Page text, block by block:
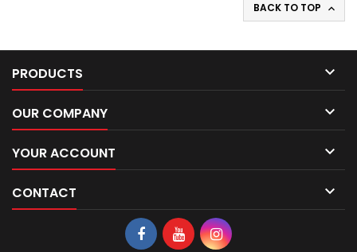
BACK TO TOP 
PRODUCTS 
OUR COMPANY 
YOUR ACCOUNT 
CONTACT 